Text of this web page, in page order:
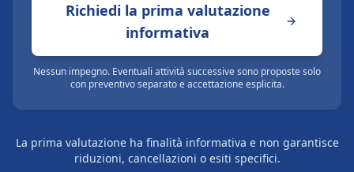
Richiedi la prima valutazione
informativa
Nessun impegno. Eventuali attività successive sono proposte solo
con preventivo separato e accettazione esplicita.
La prima valutazione ha finalità informativa e non garantisce
riduzioni, cancellazioni o esiti specifici.